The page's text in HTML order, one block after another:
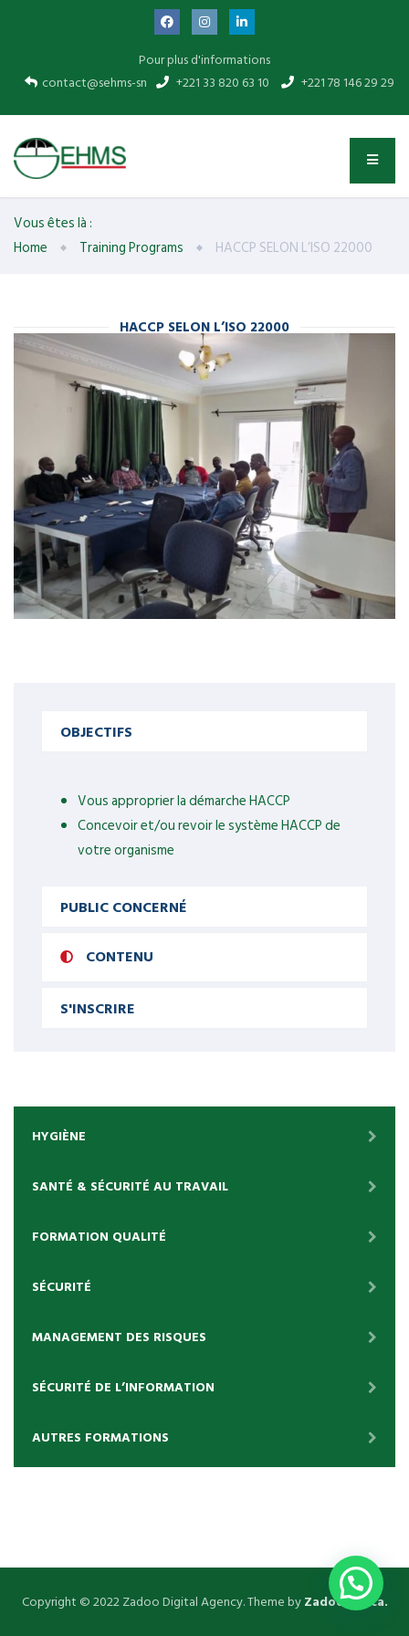
Pour plus d'informations
contact@sehms-sn
+221 33 820 63 10 +221 78 146 29 29
Vous êtes là :
Home
Training Programs HACCP SELON L’ISO 22000
HACCP SELON L’ISO 22000
OBJECTIFS
Vous approprier la démarche HACCP
Concevoir et/ou revoir le système HACCP de
votre organisme
PUBLIC CONCERNÉ
CONTENU
S'INSCRIRE
HYGIÈNE
SANTÉ & SÉCURITÉ AU TRAVAIL
FORMATION QUALITÉ
SÉCURITÉ
MANAGEMENT DES RISQUES
SÉCURITÉ DE L’INFORMATION
AUTRES FORMATIONS
Copyright © 2022 Zadoo Digital Agency. Theme byZadoo Africa.